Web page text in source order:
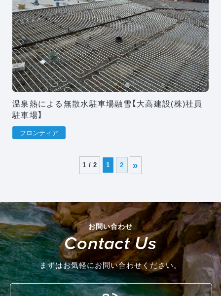
温泉熱による無散水駐車場融雪【大高建設(株)社員
駐車場】
フロンティア
1 / 2 1 2 »
お問い合わせ
Contact Us
まずはお気軽にお問い合わせください。